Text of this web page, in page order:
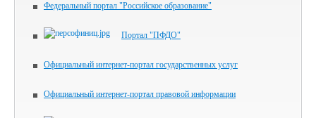
Федеральный портал "Российское образование"
Портал "ПФДО"
Официальный интернет-портал государственных услуг
Официальный интернет-портал правовой информации